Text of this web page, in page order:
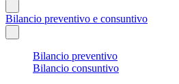
Bilancio preventivo e consuntivo
Bilancio preventivo
Bilancio consuntivo